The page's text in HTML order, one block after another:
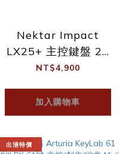
Nektar Impact
LX25+ 主控鍵盤 25
鍵 Midi Keyboard
NT$4,900
加入購物車
出清特價